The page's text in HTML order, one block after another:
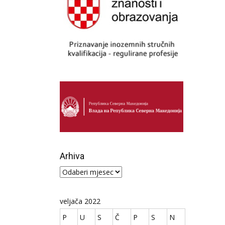
Arhiva
Arhiva
veljača 2022
P
U S Č P S N